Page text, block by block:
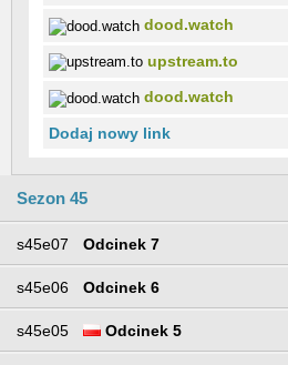
dood.watch
upstream.to
dood.watch
Dodaj nowy link
Sezon 45
s45e07 Odcinek 7
s45e06 Odcinek 6
s45e05 Odcinek 5